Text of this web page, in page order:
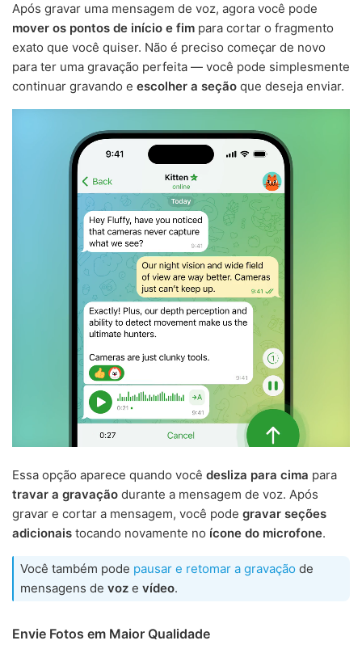
Após gravar uma mensagem de voz, agora você pode
mover os pontos de início e fim para cortar o fragmento
exato que você quiser. Não é preciso começar de novo
para ter uma gravação perfeita — você pode simplesmente
continuar gravando e escolher a seção que deseja enviar.
Essa opção aparece quando você desliza para cima para
travar a gravação durante a mensagem de voz. Após
gravar e cortar a mensagem, você pode gravar seções
adicionais tocando novamente no ícone do microfone.
Você também pode pausar e retomar a gravação de
mensagens de voz e vídeo.
Envie Fotos em Maior Qualidade